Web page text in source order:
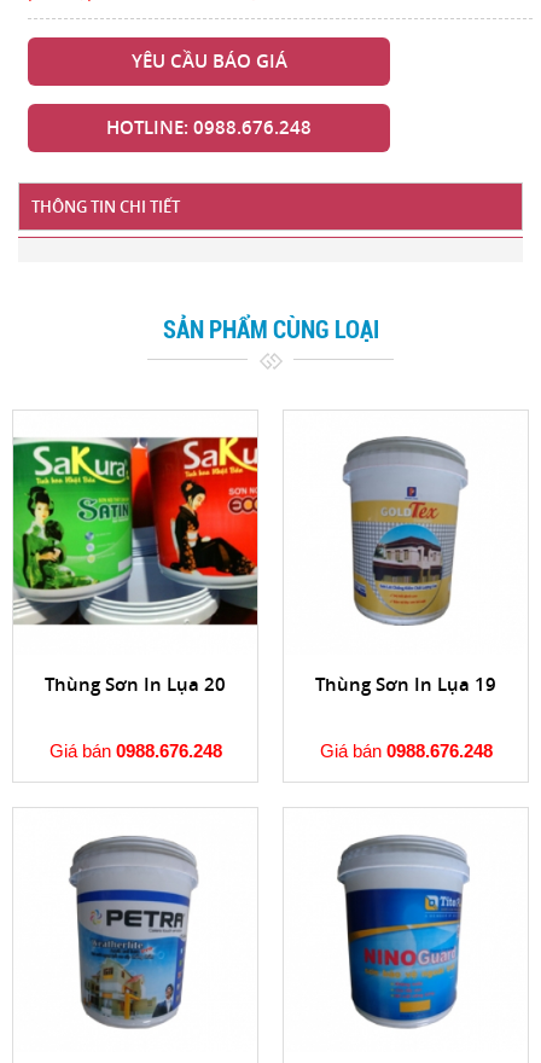
YÊU CẦU BÁO GIÁ
HOTLINE: 0988.676.248
THÔNG TIN CHI TIẾT
SẢN PHẨM CÙNG LOẠI
Thùng Sơn In Lụa 20
Giá bán 0988.676.248
Thùng Sơn In Lụa 19
Giá bán 0988.676.248